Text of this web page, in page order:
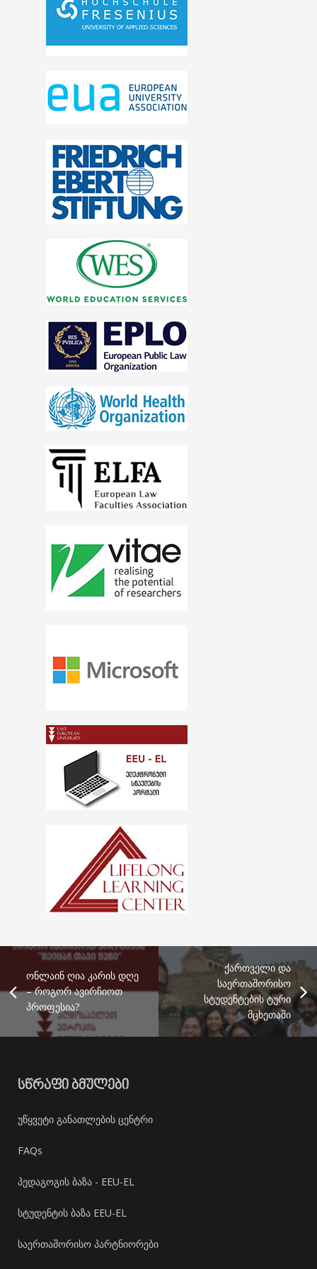
ონლაინ ღია კარის დღე
– როგორ ავირჩიოთ
პროფესია?
ქართველი და
საერთაშორისო
სტუდენტების ტური
მცხეთაში
ᲡᲬᲠᲐᲤᲘ ᲑᲛᲣᲚᲔᲑᲘ
უწყვეტი განათლების ცენტრი
FAQs
პედაგოგის ბაზა - EEU-EL
სტუდენტის ბაზა EEU-EL
საერთაშორისო პარტნიორები